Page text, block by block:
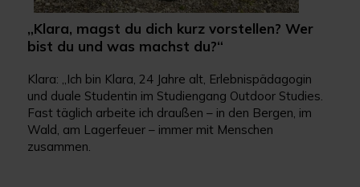
„Klara, magst du dich kurz vorstellen? Wer
bist du und was machst du?“
Klara: „Ich bin Klara, 24 Jahre alt, Erlebnispädagogin
und duale Studentin im Studiengang Outdoor Studies.
Fast täglich arbeite ich draußen – in den Bergen, im
Wald, am Lagerfeuer – immer mit Menschen
zusammen.